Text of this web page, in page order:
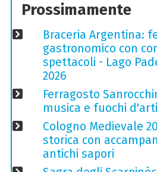
Prossimamente
Braceria Argentina:
gastronomico con
spettacoli - Lago
2026
Ferragosto
musica e fuochi
Cologno Medievale
storica con
antichi sapori